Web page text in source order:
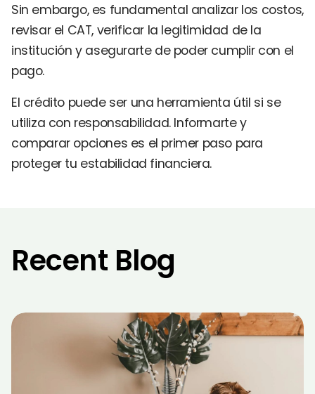
Sin embargo, es fundamental analizar los costos,
revisar el CAT, verificar la legitimidad de la
institución y asegurarte de poder cumplir con el
pago.
El crédito puede ser una herramienta útil si se
utiliza con responsabilidad. Informarte y
comparar opciones es el primer paso para
proteger tu estabilidad financiera.
Recent Blog